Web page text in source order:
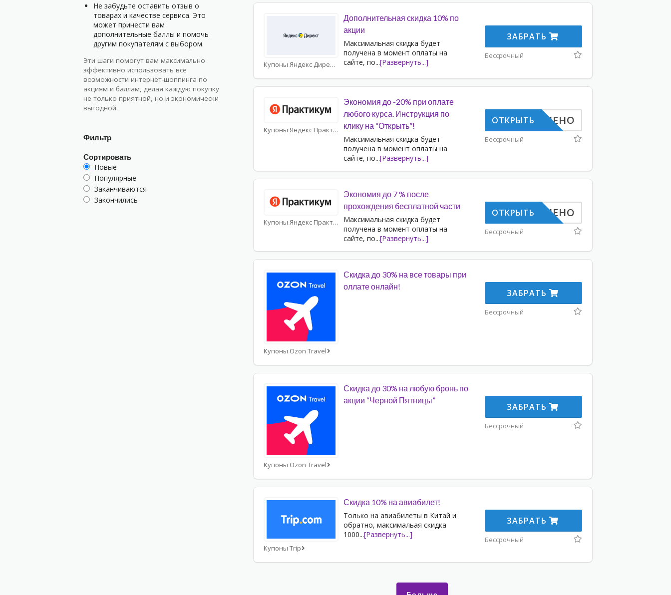
Купоны Яндекс Директ
Дополнительная скидка 10% по
акции
Максимальная скидка будет
получена в момент оплаты на
сайте, по...[Развернуть...]
ЗАБРАТЬ
Бессрочный
Купоны Яндекс Практикум
Экономия до -20% при оплате
любого курса. Инструкция по
клику на “Открыть”!
Максимальная скидка будет
получена в момент оплаты на
сайте, по...[Развернуть...]
НЕНО
ОТКРЫТЬ
Бессрочный
Купоны Яндекс Практикум
Экономия до 7 % после
прохождения бесплатной части
Максимальная скидка будет
получена в момент оплаты на
сайте, по...[Развернуть...]
НЕНО
ОТКРЫТЬ
Бессрочный
Купоны Ozon Travel
Скидка до 30% на все товары при
оллате онлайн!
ЗАБРАТЬ
Бессрочный
Купоны Ozon Travel
Скидка до 30% на любую бронь по
акции “Черной Пятницы”
ЗАБРАТЬ
Бессрочный
Купоны Trip
Скидка 10% на авиабилет!
Только на авиабилеты в Китай и
обратно, максимальая скидка
1000...[Развернуть...]
ЗАБРАТЬ
Бессрочный
Не забудьте оставить отзыв о
товарах и качестве сервиса. Это
может принести вам
дополнительные баллы и помочь
другим покупателям с выбором.
Эти шаги помогут вам максимально
эффективно использовать все
возможности интернет-шоппинга по
акциям и баллам, делая каждую покупку
не только приятной, но и экономически
выгодной.
Фильтр
Сортировать
Новые
Популярные
Заканчиваются
Закончились